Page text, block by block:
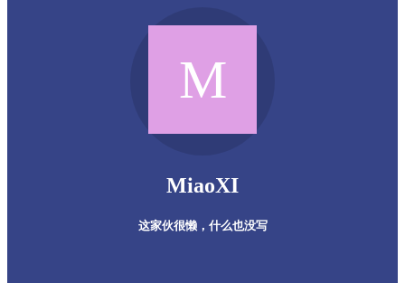
MiaoXI
这家伙很懒，什么也没写